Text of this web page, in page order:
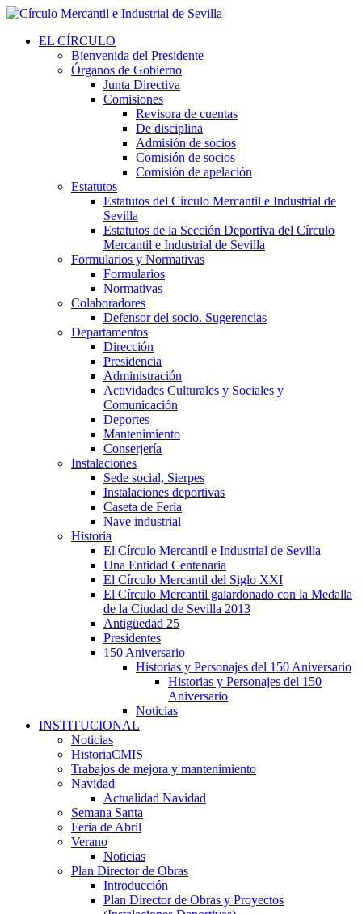
EL CÍRCULO
Bienvenida del Presidente
Órganos de Gobierno
Junta Directiva
Comisiones
Revisora de cuentas
De disciplina
Admisión de socios
Comisión de socios
Comisión de apelación
Estatutos
Estatutos del Círculo Mercantil e Industrial de
Sevilla
Estatutos de la Sección Deportiva del Círculo
Mercantil e Industrial de Sevilla
Formularios y Normativas
Formularios
Normativas
Colaboradores
Defensor del socio. Sugerencias
Departamentos
Dirección
Presidencia
Administración
Actividades Culturales y Sociales y
Comunicación
Deportes
Mantenimiento
Conserjería
Instalaciones
Sede social, Sierpes
Instalaciones deportivas
Caseta de Feria
Nave industrial
Historia
El Círculo Mercantil e Industrial de Sevilla
Una Entidad Centenaria
El Círculo Mercantil del Siglo XXI
El Círculo Mercantil galardonado con la Medalla
de la Ciudad de Sevilla 2013
Antigüedad 25
Presidentes
150 Aniversario
Historias y Personajes del 150 Aniversario
Historias y Personajes del 150
Aniversario
Noticias
INSTITUCIONAL
Noticias
HistoriaCMIS
Trabajos de mejora y mantenimiento
Navidad
Actualidad Navidad
Semana Santa
Feria de Abril
Verano
Noticias
Plan Director de Obras
Introducción
Plan Director de Obras y Proyectos